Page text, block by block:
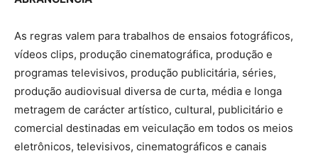
As regras valem para trabalhos de ensaios fotográficos,
vídeos clips, produção cinematográfica, produção e
programas televisivos, produção publicitária, séries,
produção audiovisual diversa de curta, média e longa
metragem de carácter artístico, cultural, publicitário e
comercial destinadas em veiculação em todos os meios
eletrônicos, televisivos, cinematográficos e canais